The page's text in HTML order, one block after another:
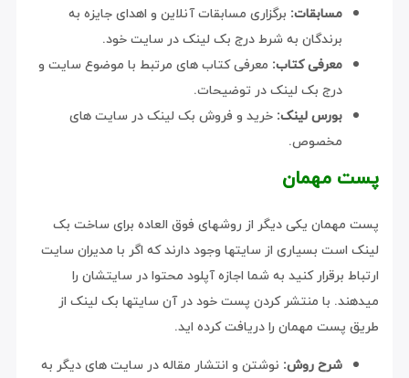
مسابقات: برگزاری مسابقات آنلاین و اهدای جایزه به
برندگان به شرط درج بک لینک در سایت خود.
معرفی کتاب: معرفی کتاب های مرتبط با موضوع سایت و
درج بک لینک در توضیحات.
بورس لینک: خرید و فروش بک لینک در سایت های
مخصوص.
پست مهمان
پست مهمان یکی دیگر از روشهای فوق العاده برای ساخت بک
لینک است بسیاری از سایتها وجود دارند که اگر با مدیران سایت
ارتباط برقرار کنید به شما اجازه آپلود محتوا در سایتشان را
میدهند. با منتشر کردن پست خود در آن سایتها بک لینک از
طریق پست مهمان را دریافت کرده اید.
شرح روش: نوشتن و انتشار مقاله در سایت های دیگر به